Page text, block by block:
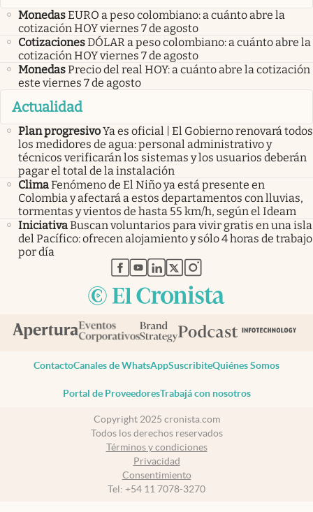
MonedasEURO a peso colombiano: a cuánto abre la
cotización HOY viernes 7 de agosto
CotizacionesDÓLAR a peso colombiano: a cuánto abre la
cotización HOY viernes 7 de agosto
MonedasPrecio del real HOY: a cuánto abre la cotización
este viernes 7 de agosto
Actualidad
Plan progresivoYa es oficial | El Gobierno renovará todos
los medidores de agua: personal administrativo y
técnicos verificarán los sistemas y los usuarios deberán
pagar el total de la instalación
ClimaFenómeno de El Niño ya está presente en
Colombia y afectará a estos departamentos con lluvias,
tormentas y vientos de hasta 55 km/h, según el Ideam
IniciativaBuscan voluntarios para vivir gratis en una isla
del Pacífico: ofrecen alojamiento y sólo 4 horas de trabajo
por día
abre en nueva pestaña
abre en nueva pestaña
abre en nueva pestaña
abre en nueva pestaña
abre en nueva pestaña
ContactoCanales de WhatsAppSuscribiteQuiénes Somos
Portal de ProveedoresTrabajá con nosotros
Copyright 2025 cronista.com
Todos los derechos reservados
Términos y condiciones
Privacidad
Consentimiento
Tel: +54 11 7078-3270